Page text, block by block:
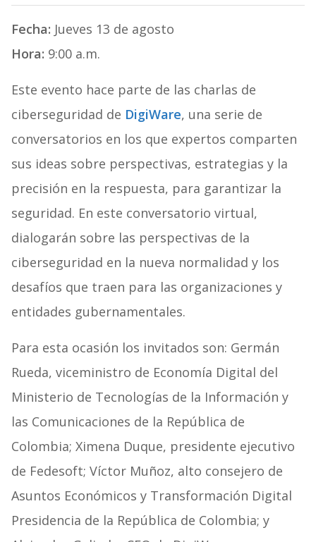
Fecha: Jueves 13 de agosto
Hora: 9:00 a.m.
Este evento hace parte de las charlas de
ciberseguridad de DigiWare, una serie de
conversatorios en los que expertos comparten
sus ideas sobre perspectivas, estrategias y la
precisión en la respuesta, para garantizar la
seguridad. En este conversatorio virtual,
dialogarán sobre las perspectivas de la
ciberseguridad en la nueva normalidad y los
desafíos que traen para las organizaciones y
entidades gubernamentales.
Para esta ocasión los invitados son: Germán
Rueda, viceministro de Economía Digital del
Ministerio de Tecnologías de la Información y
las Comunicaciones de la República de
Colombia; Ximena Duque, presidente ejecutivo
de Fedesoft; Víctor Muñoz, alto consejero de
Asuntos Económicos y Transformación Digital
Presidencia de la República de Colombia; y